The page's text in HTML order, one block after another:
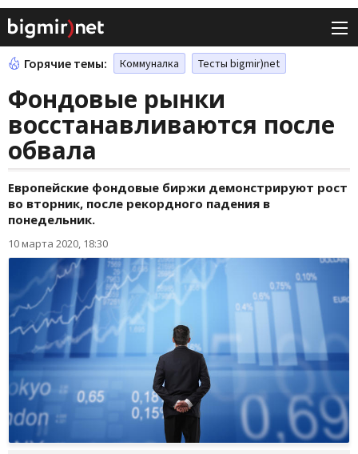
Горячие темы: Коммуналка Тесты bigmir)net
Фондовые рынки
восстанавливаются после
обвала
Европейские фондовые биржи демонстрируют рост
во вторник, после рекордного падения в
понедельник.
10 марта 2020, 18:30